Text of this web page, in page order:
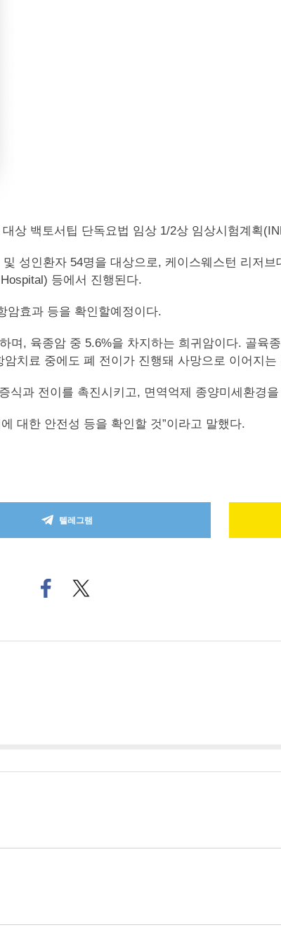
상 백토서팁 단독요법 임상 1/2상 임상시험계획
성인환자 54명을 대상으로, 케이스웨스턴 리저
등에서 진행된다.
암효과 등을 확인할예정이다.
, 육종암 중 5.6%을 차지하는 희귀암이다. 골육
치료 중에도 폐 전이가 진행돼 사망으로 이어지는
과 전이를 촉진시키고, 면역억제 종양미세환경
대한 안전성 등을 확인할 것”이라고 말했다.
텔레그램
페
이
트위
터로